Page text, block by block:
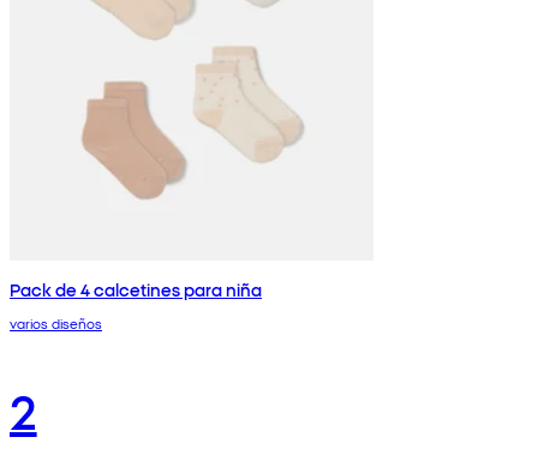
Pack de 4 calcetines para niña
varios diseños
2